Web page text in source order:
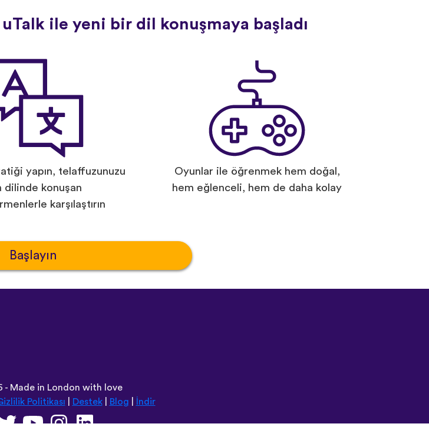
ile yeni bir dil konuşmaya başladı
yapın, telaffuzunuzu
dilinde konuşan
karşılaştırın
Oyunlar ile öğrenmek hem doğal,
hem eğlenceli, hem de daha kolay
Başlayın
- Made in London with love
Politikası Destek| Blog İndir